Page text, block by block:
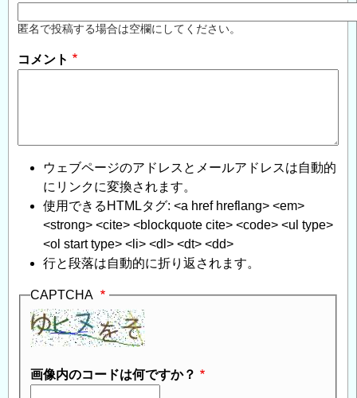
匿名で投稿する場合は空欄にしてください。
コメント
ウェブページのアドレスとメールアドレスは自動的
にリンクに変換されます。
使用できるHTMLタグ: <a href hreflang> <em>
<strong> <cite> <blockquote cite> <code> <ul type>
<ol start type> <li> <dl> <dt> <dd>
行と段落は自動的に折り返されます。
CAPTCHA
画像内のコードは何ですか？